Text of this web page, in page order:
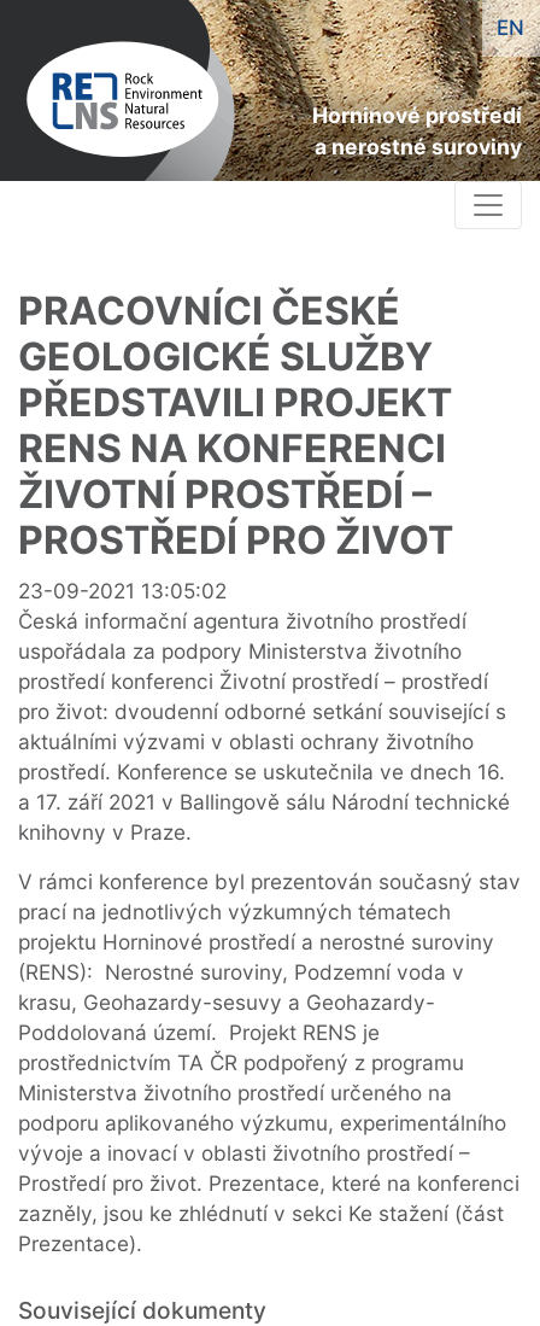
Přejít
k
hlavnímu
obsahu
RENS
Horninové prostředí
a nerostné suroviny
PRACOVNÍCI ČESKÉ
GEOLOGICKÉ SLUŽBY
PŘEDSTAVILI PROJEKT
RENS NA KONFERENCI
ŽIVOTNÍ PROSTŘEDÍ –
PROSTŘEDÍ PRO ŽIVOT
News
Publish
Date
23-09-2021 13:05:02
Česká informační agentura životního prostředí
uspořádala za podpory Ministerstva životního
prostředí konferenci Životní prostředí – prostředí
pro život: dvoudenní odborné setkání související s
aktuálními výzvami v oblasti ochrany životního
prostředí. Konference se uskutečnila ve dnech 16.
a 17. září 2021 v Ballingově sálu Národní technické
knihovny v Praze.
V rámci konference byl prezentován současný stav
prací na jednotlivých výzkumných tématech
projektu Horninové prostředí a nerostné suroviny
(RENS): Nerostné suroviny, Podzemní voda v
krasu, Geohazardy-sesuvy a Geohazardy-
Poddolovaná území. Projekt RENS je
prostřednictvím TA ČR podpořený z programu
Ministerstva životního prostředí určeného na
podporu aplikovaného výzkumu, experimentálního
vývoje a inovací v oblasti životního prostředí –
Prostředí pro život. Prezentace, které na konferenci
zazněly, jsou ke zhlédnutí v sekci Ke stažení (část
Prezentace).
Související dokumenty
EN